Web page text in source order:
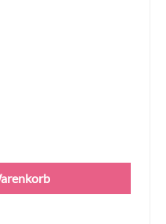
Wert ein